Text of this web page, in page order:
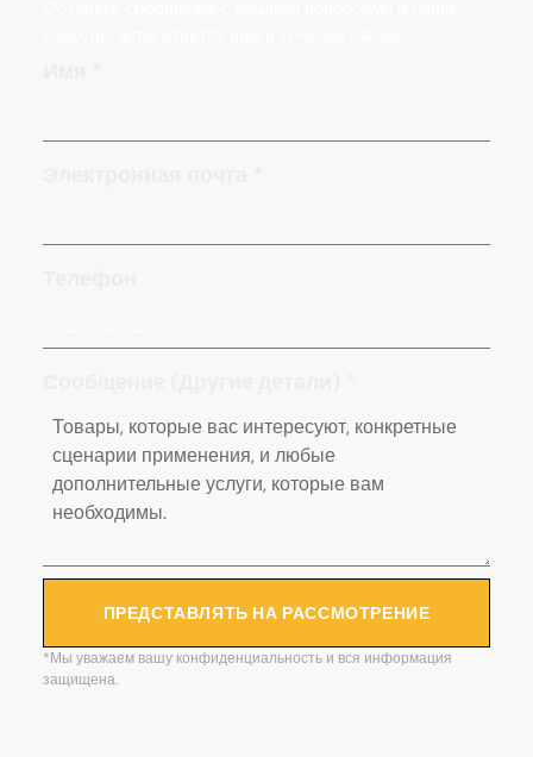
ПРЕДСТАВЛЯТЬ НА РАССМОТРЕНИЕ
*Мы уважаем вашу конфиденциальность и вся информация
защищена.